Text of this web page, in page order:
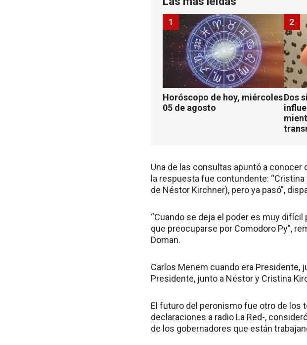
Horóscopo de hoy, miércoles
05 de agosto
1
Dos
2
Una de las consultas apuntó a conocer
la respuesta fue contundente:
de Néstor Kirchner), pero ya pasó”,
“Cuando se deja el poder es muy
que preocuparse por Comodoro Py”,
Doman.
Carlos Menem cuando era Presidente,
Presidente, junto a Néstor y Cristina
El futuro del peronismo fue otro de los
declaraciones a radio La Red-,
de los gobernadores que están